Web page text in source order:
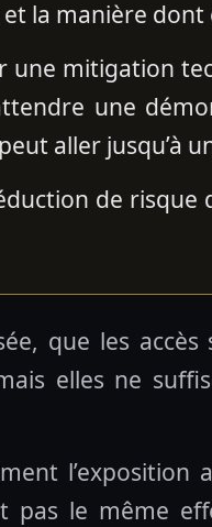
la manière
une mitigation
une
aller jusqu’à un
de risque
que les
elles ne
l’exposition
pas le même